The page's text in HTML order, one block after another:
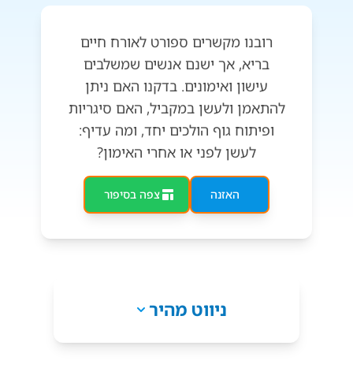
רובנו מקשרים ספורט לאורח חיים
בריא, אך ישנם אנשים שמשלבים
עישון ואימונים. בדקנו האם ניתן
להתאמן ולעשן במקביל, האם סיגריות
ופיתוח גוף הולכים יחד, ומה עדיף:
לעשן לפני או אחרי האימון?
האזנה צפה בסיפור
ניווט מהיר